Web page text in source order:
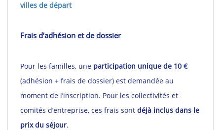
villes de départ
Frais d’adhésion et de dossier
Pour les familles, une participation unique de 10 €
(adhésion + frais de dossier) est demandée au
moment de l’inscription. Pour les collectivités et
comités d’entreprise, ces frais sont déjà inclus dans le
prix du séjour.